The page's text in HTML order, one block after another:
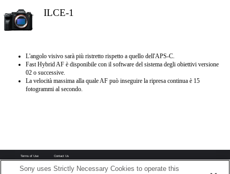
ILCE-1
L'angolo visivo sarà più ristretto rispetto a quello dell'APS-C.
Fast Hybrid AF è disponibile con il software del sistema degli obiettivi versione
02 o successive.
La velocità massima alla quale AF può inseguire la ripresa continua è 15
fotogrammi al secondo.
Terms of Use Contact Us
Sony uses Strictly Necessary Cookies to operate this